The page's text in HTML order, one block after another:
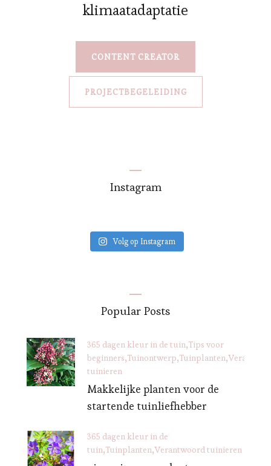
klimaatadaptatie
CONTENT CREATOR
PROJECTBEGELEIDING
Instagram
Volg op Instagram
Popular Posts
365 dagen kleur in de tuin Tips voor
beginners Tuinontwerp Tuinplanten
tuinieren
Makkelijke planten voor de
startende tuinliefhebber
365 dagen kleur in de
tuin Tuinplanten Verantwoord tuinieren